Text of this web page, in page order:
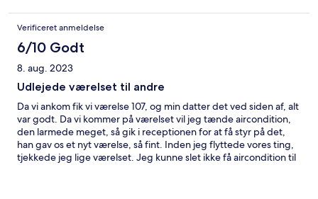
toilettet med badekar og manglende bruseafskærmning. Så
hele badeværelset er vådt efter brusebad. Drikkevare i
restauranten er alt for dyre.
Verificeret anmeldelse
6/10 Godt
8. aug. 2023
Udlejede værelset til andre
Da vi ankom fik vi værelse 107, og min datter det ved siden af, alt
var godt. Da vi kommer på værelset vil jeg tænde aircondition,
den larmede meget, så gik i receptionen for at få styr på det,
han gav os et nyt værelse, så fint. Inden jeg flyttede vores ting,
tjekkede jeg lige værelset. Jeg kunne slet ikke få aircondition til